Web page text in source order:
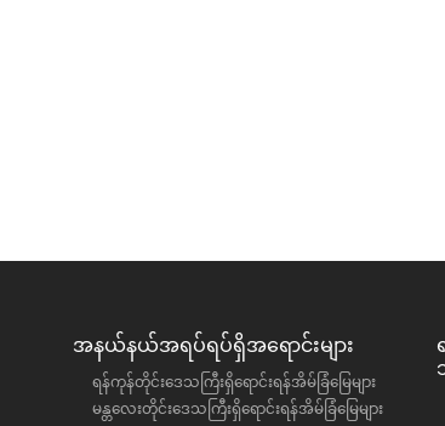
အနယ်နယ်အရပ်ရပ်ရှိအရောင်းများ
ရန်ကုန်တိုင်းဒေသကြီးရှိရောင်းရန်အိမ်ခြံမြေများ
မန္တလေးတိုင်းဒေသကြီးရှိရောင်းရန်အိမ်ခြံမြေများ